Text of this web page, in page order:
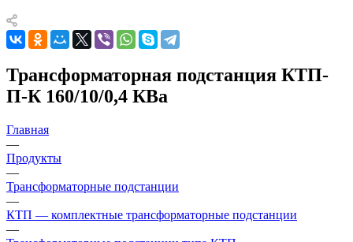
Трансформаторная подстанция КТП-
П-К 160/10/0,4 КВа
Главная
—
Продукты
—
Трансформаторные подстанции
—
КТП — комплектные трансформаторные подстанции
—